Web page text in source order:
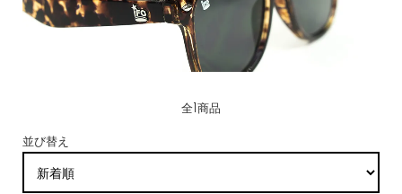
全1商品
並び替え